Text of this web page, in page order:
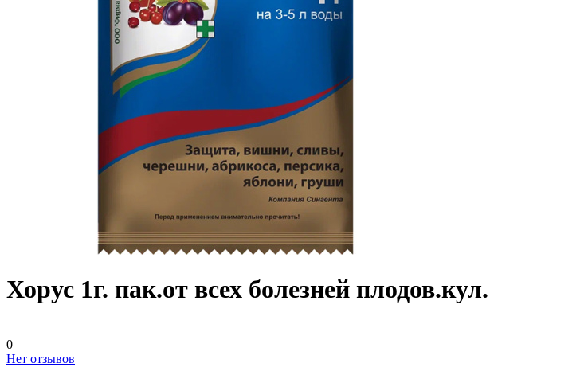
Хорус 1г. пак.от всех болезней плодов.кул.
0
Нет отзывов